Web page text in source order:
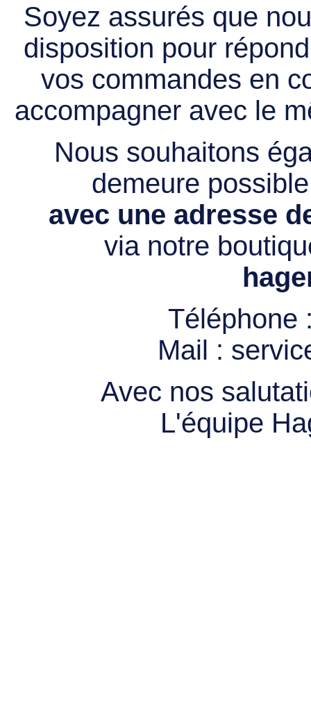
Soyez assurés que
disposition pour
vos commandes en
accompagner avec le
Nous souhaitons
demeure
avec une adresse
via notre
Téléphone
Mail :
Avec nos
L'équipe